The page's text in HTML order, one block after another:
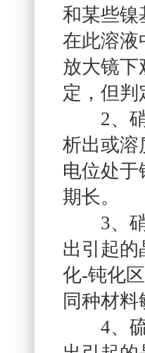
和某些镍
在此溶液
放大镜下
定，但判
2、硝
析出或溶
电位处
期长。
3、硝
出引起的
化-钝化
同种材
4、硫